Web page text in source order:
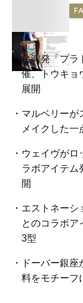
台湾発「プラ
催、トウキョ
展開
マルベリーが
メイクした
ウェイヴがロ
ラボアイテム
開
エストネーシ
とのコラボア
3型
ドーバー銀
料をモチーフ